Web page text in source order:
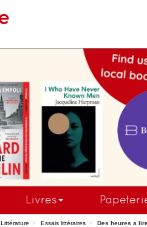
Livres
Littérature Essais littéraires Des heures a